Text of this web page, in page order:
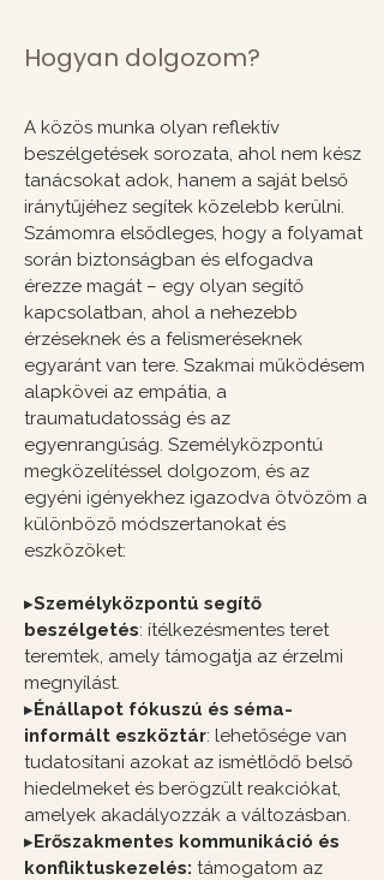
Hogyan dolgozom?
A közös munka olyan reflektív
beszélgetések sorozata, ahol nem kész
tanácsokat adok, hanem a saját belső
iránytűjéhez segítek közelebb kerülni.
Számomra elsődleges, hogy a folyamat
során biztonságban és elfogadva
érezze magát – egy olyan segítő
kapcsolatban, ahol a nehezebb
érzéseknek és a felismeréseknek
egyaránt van tere. Szakmai működésem
alapkövei az empátia, a
traumatudatosság és az
egyenrangúság. Személyközpontú
megközelítéssel dolgozom, és az
egyéni igényekhez igazodva ötvözöm a
különböző módszertanokat és
eszközöket:
▸Személyközpontú segítő
beszélgetés: ítélkezésmentes teret
teremtek, amely támogatja az érzelmi
megnyílást.
▸Énállapot fókuszú és séma-
informált eszköztár: lehetősége van
tudatosítani azokat az ismétlődő belső
hiedelmeket és berögzült reakciókat,
amelyek akadályozzák a változásban.
▸Erőszakmentes kommunikáció és
konfliktuskezelés: támogatom az